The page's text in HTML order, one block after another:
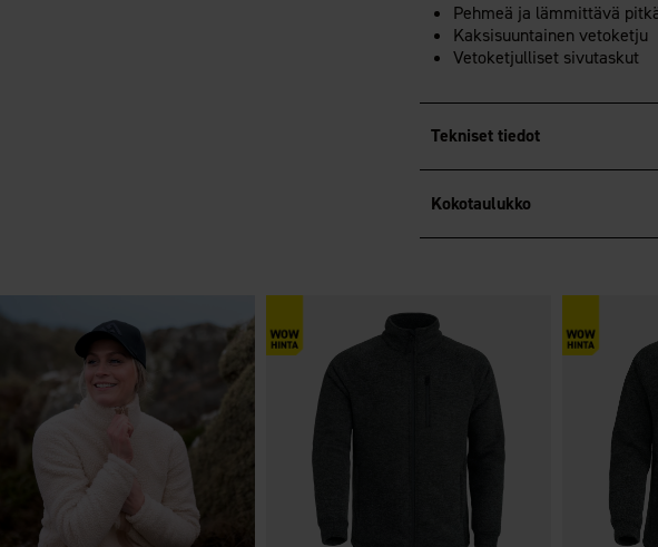
Pehmeä ja lämmittävä
Kaksisuuntainen vetoketju
Vetoketjulliset sivutaskut
Tekniset tiedot
Kokotaulukko